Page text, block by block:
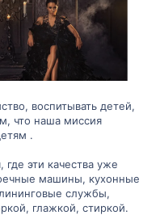
воспитывать детей,
что наша миссия
.
эти качества уже
машины, кухонные
службы,
глажкой, стиркой.